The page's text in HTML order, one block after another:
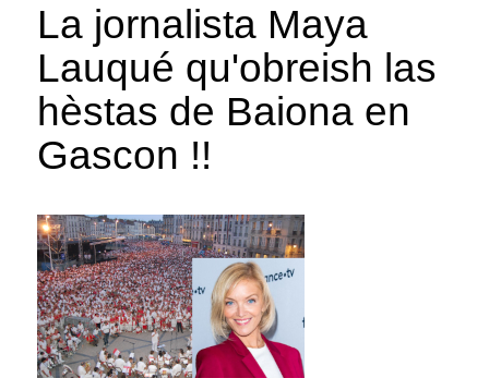
La jornalista Maya
Lauqué qu'obreish las
hèstas de Baiona en
Gascon !!